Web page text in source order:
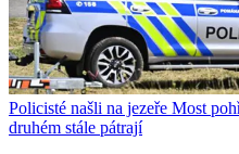
Policisté našli na jezeře Most
druhém stále pátrají